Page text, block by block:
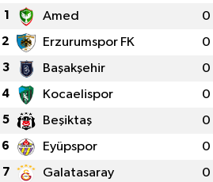
1 Amed 0
2 Erzurumspor FK 0
3 Başakşehir 0
4 Kocaelispor 0
5 Beşiktaş 0
6 Eyüpspor 0
7 Galatasaray 0